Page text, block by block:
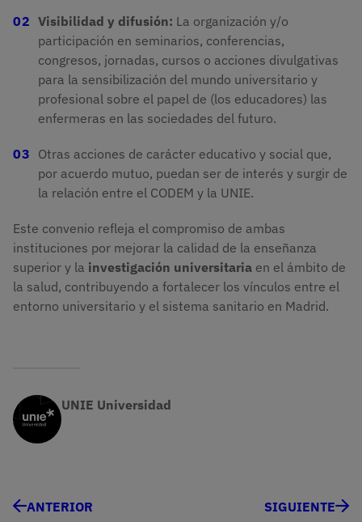
Visibilidad y difusión: La organización y/o
participación en seminarios, conferencias,
congresos, jornadas, cursos o acciones divulgativas
para la sensibilización del mundo universitario y
profesional sobre el papel de (los educadores) las
enfermeras en las sociedades del futuro.
Otras acciones de carácter educativo y social que,
por acuerdo mutuo, puedan ser de interés y surgir de
la relación entre el CODEM y la UNIE.
Este convenio refleja el compromiso de ambas
instituciones por mejorar la calidad de la enseñanza
superior y la investigación universitaria en el ámbito de
la salud, contribuyendo a fortalecer los vínculos entre el
entorno universitario y el sistema sanitario en Madrid.
UNIE Universidad
ANTERIOR SIGUIENTE